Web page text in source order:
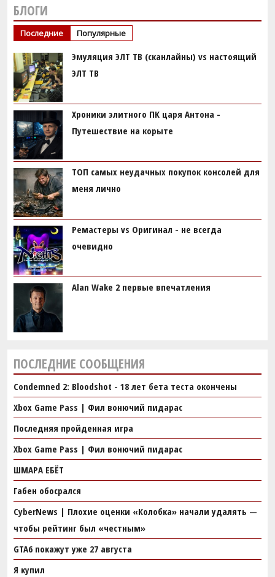
БЛОГИ
Последние Популярные
Эмуляция ЭЛТ ТВ (сканлайны) vs настоящий
ЭЛТ ТВ
Хроники элитного ПК царя Антона -
Путешествие на корыте
ТОП самых неудачных покупок консолей для
меня лично
Ремастеры vs Оригинал - не всегда
очевидно
Alan Wake 2 первые впечатления
ПОСЛЕДНИЕ СООБЩЕНИЯ
Condemned 2: Bloodshot - 18 лет бета теста окончены
Xbox Game Pass | Фил вонючий пидарас
Последняя пройденная игра
Xbox Game Pass | Фил вонючий пидарас
ШМАРА ЕБЁТ
Габен обосрался
CyberNews | Плохие оценки «Колобка» начали удалять —
чтобы рейтинг был «честным»
GTA6 покажут уже 27 августа
Я купил